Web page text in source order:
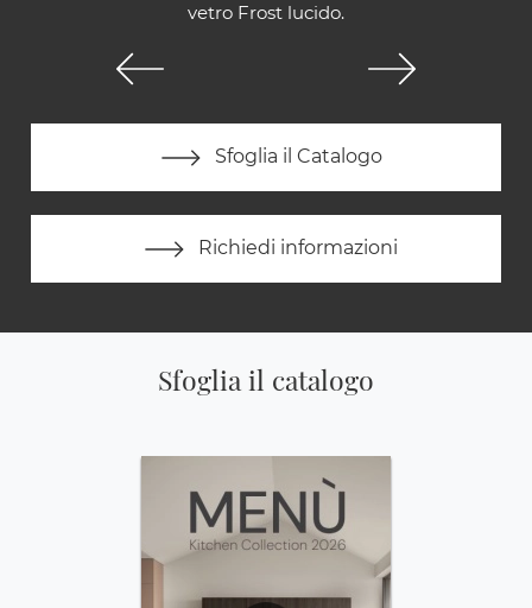
vetro Frost lucido.
Sfoglia il Catalogo
Richiedi informazioni
Sfoglia il catalogo